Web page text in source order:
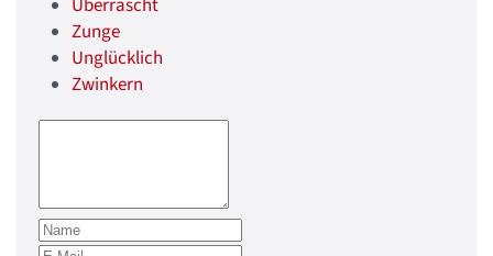
Zunge
Unglücklich
Zwinkern